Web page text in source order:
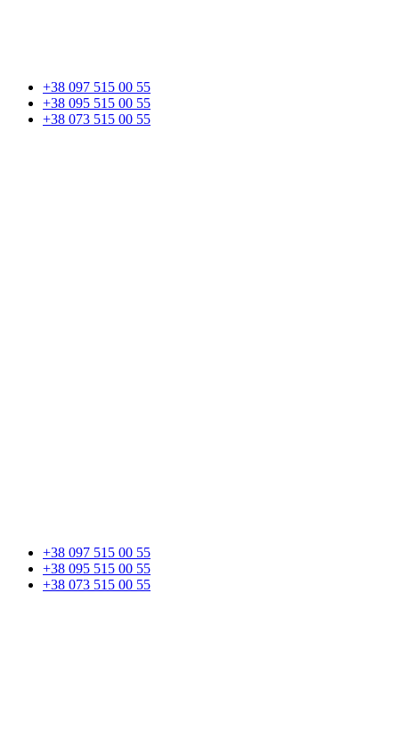
+38 097 515 00 55
+38 095 515 00 55
+38 073 515 00 55
+38 097 515 00 55
+38 095 515 00 55
+38 073 515 00 55